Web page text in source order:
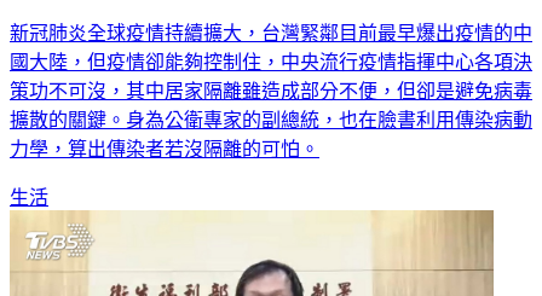
新冠肺炎全球疫情持續擴大，台灣緊鄰目前最早爆出疫情的中
國大陸，但疫情卻能夠控制住，中央流行疫情指揮中心各項決
策功不可沒，其中居家隔離雖造成部分不便，但卻是避免病毒
擴散的關鍵。身為公衛專家的副總統，也在臉書利用傳染病動
力學，算出傳染者若沒隔離的可怕。
生活